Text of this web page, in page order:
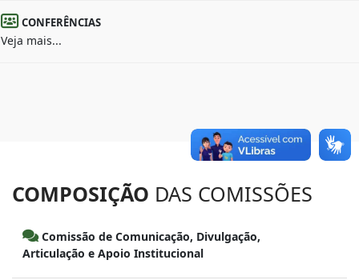
CONFERÊNCIAS
Veja mais...
COMPOSIÇÃO DAS COMISSÕES
Comissão de Comunicação, Divulgação,
Articulação e Apoio Institucional